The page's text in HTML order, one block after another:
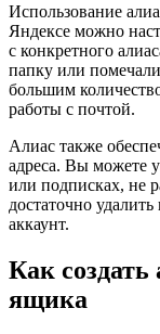
Использование
Яндексе можно
с конкретного
папку или
большим
работы с почтой.
Алиас также
адреса. Вы можете
или подписках, не
достаточно
аккаунт.
Как
ящика